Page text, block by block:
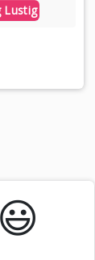
Lustig
😃️